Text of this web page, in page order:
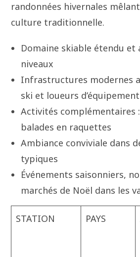
randonnées hivernales
culture traditionnelle.
Domaine skiable étendu et
niveaux
Infrastructures modernes
ski et loueurs d’équipement
Activités complémentaires
balades en raquettes
Ambiance conviviale dans
typiques
Événements saisonniers,
marchés de Noël dans les
STATION PAYS